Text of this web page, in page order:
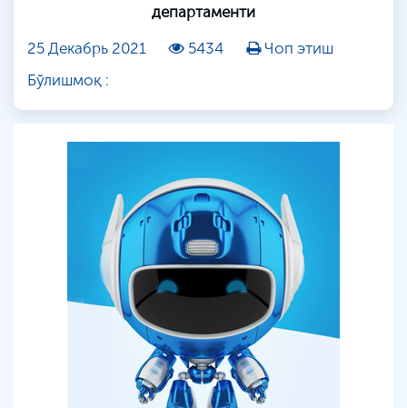
департаменти
25 Декабрь 2021
5434
Чоп этиш
Бўлишмоқ :